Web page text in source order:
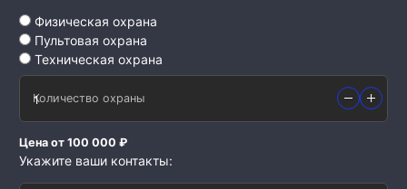
Физическая охрана
Пультовая охрана
Техническая охрана
Количество охраны
Цена от 100 000 ₽
Укажите ваши контакты: